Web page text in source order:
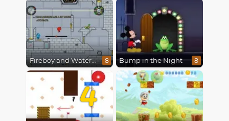
Fireboy and Watergirl in The Ice Temple 8 Bump in the Night 8
4